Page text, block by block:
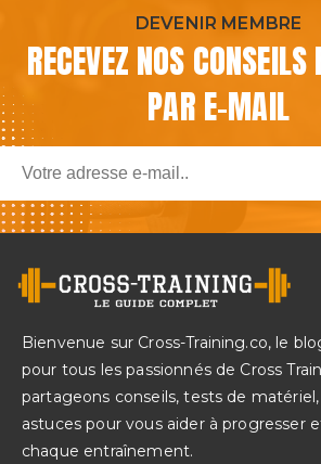
DEVENIR MEMBRE
RECEVEZ NOS CONSEILS
PAR E-MAIL
Bienvenue sur Cross-Training.co, le
pour tous les passionnés de Cross
partageons conseils, tests de
astuces pour vous aider à progresser
chaque entraînement.